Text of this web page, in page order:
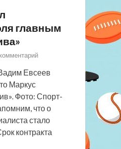
главным
Евсеев
Маркус
Фото: Спорт-
что о
стало
контракта